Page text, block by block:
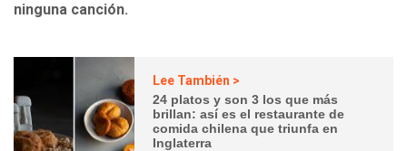
ninguna canción.
Lee También >
24 platos y son 3 los que más
brillan: así es el restaurante de
comida chilena que triunfa en
Inglaterra